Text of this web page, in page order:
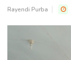
Rayendi Purba